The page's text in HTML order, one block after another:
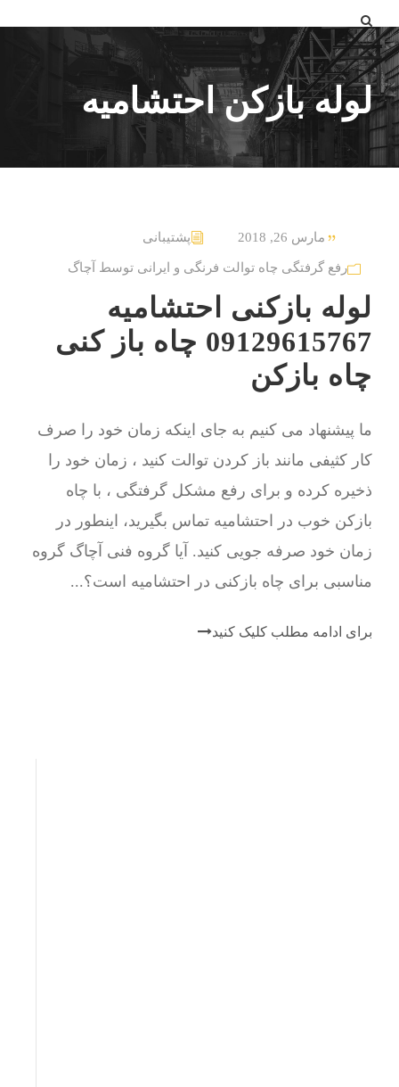
لوله بازکن احتشامیه
مارس 26, 2018 پشتیبانی
رفع گرفتگی چاه توالت فرنگی و ایرانی توسط آچاگ
لوله بازکنی احتشامیه
09129615767 چاه باز کنی
چاه بازکن
ما پیشنهاد می کنیم به جای اینکه زمان خود را صرف
کار کثیفی مانند باز کردن توالت کنید ، زمان خود را
ذخیره کرده و برای رفع مشکل گرفتگی ، با چاه
بازکن خوب در احتشامیه تماس بگیرید، اینطور در
زمان خود صرفه جویی کنید. آیا گروه فنی آچاگ گروه
مناسبی برای چاه بازکنی در احتشامیه است؟...
برای ادامه مطلب کلیک کنید